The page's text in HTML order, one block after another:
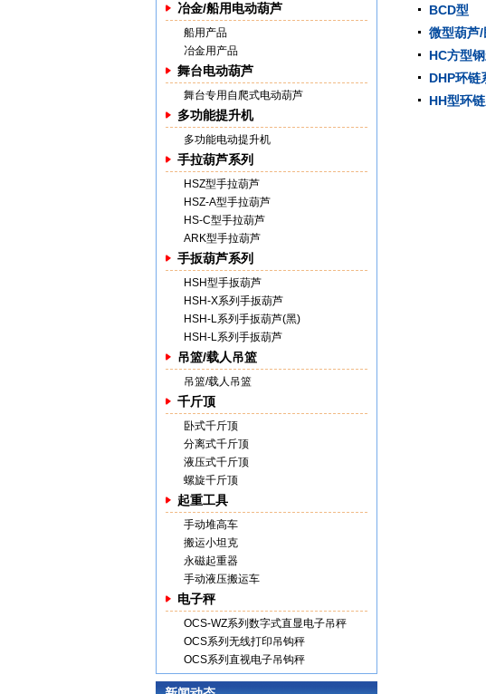
冶金/船用电动葫芦
船用产品
冶金用产品
舞台电动葫芦
舞台专用自爬式电动葫芦
多功能提升机
多功能电动提升机
手拉葫芦系列
HSZ型手拉葫芦
HSZ-A型手拉葫芦
HS-C型手拉葫芦
ARK型手拉葫芦
手扳葫芦系列
HSH型手扳葫芦
HSH-X系列手扳葫芦
HSH-L系列手扳葫芦(黑)
HSH-L系列手扳葫芦
吊篮/载人吊篮
吊篮/载人吊篮
千斤顶
卧式千斤顶
分离式千斤顶
液压式千斤顶
螺旋千斤顶
起重工具
手动堆高车
搬运小坦克
永磁起重器
手动液压搬运车
电子秤
OCS-WZ系列数字式直显电子吊秤
OCS系列无线打印吊钩秤
OCS系列直视电子吊钩秤
BCD型
微型葫芦
HC方型
DHP环链
HH型环